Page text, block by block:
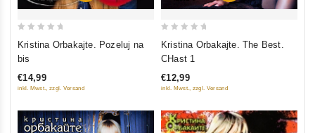
5
Kristina Orbakajte. Pozeluj na
bis
€14,99
inkl. Mwst., zzgl. Versand
5
Kristina Orbakajte. The Best.
CHast 1
€12,99
inkl. Mwst., zzgl. Versand